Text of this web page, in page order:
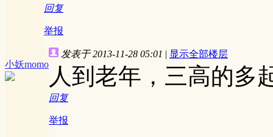
回复
举报
小妖momo
发表于 2013-11-28 05:01 | 显示全部楼层
人到老年，三高的多
回复
举报